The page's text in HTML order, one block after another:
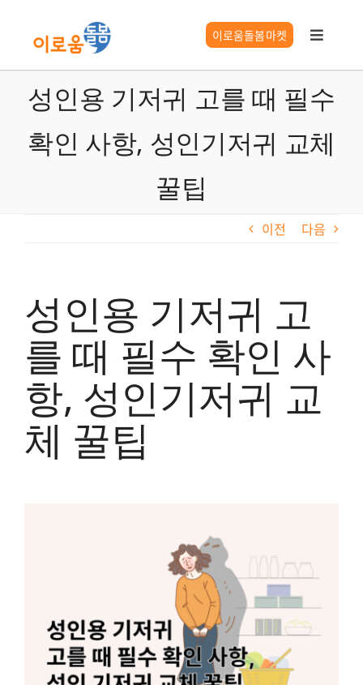
로
이로움돌봄마켓
Toggle
이로움 서비스
요양시설찾기
성인용 기저귀 고를 때 필수
확인 사항, 성인기저귀 교체
꿀팁
이전 다음
성인용 기저귀 고
를 때 필수 확인 사
항, 성인기저귀 교
체 꿀팁